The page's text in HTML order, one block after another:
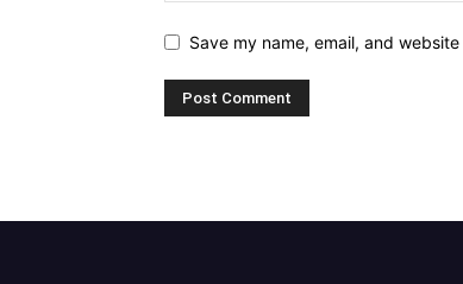
Save my name, email, and